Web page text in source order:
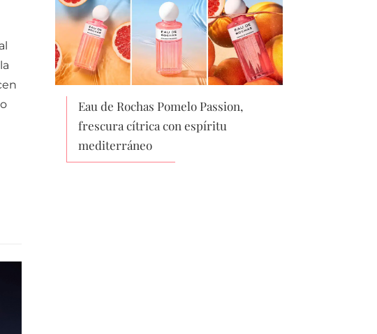
Eau de Rochas Pomelo Passion,
frescura cítrica con espíritu
mediterráneo